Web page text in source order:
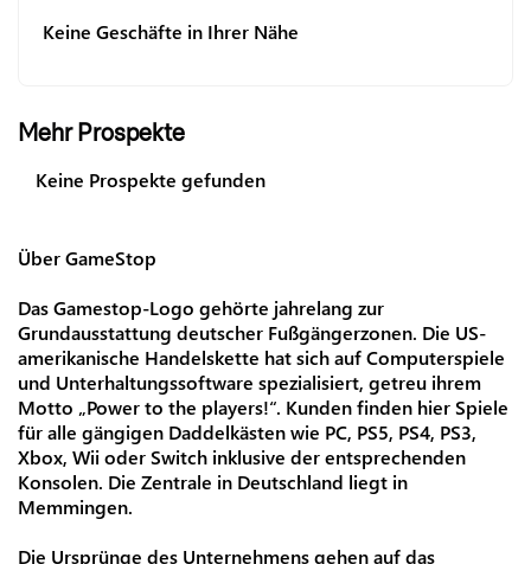
Keine Geschäfte in Ihrer Nähe
Mehr Prospekte
Keine Prospekte gefunden
Über GameStop
Das Gamestop-Logo gehörte jahrelang zur
Grundausstattung deutscher Fußgängerzonen. Die US-
amerikanische Handelskette hat sich auf Computerspiele
und Unterhaltungssoftware spezialisiert, getreu ihrem
Motto „Power to the players!“. Kunden finden hier Spiele
für alle gängigen Daddelkästen wie PC, PS5, PS4, PS3,
Xbox, Wii oder Switch inklusive der entsprechenden
Konsolen. Die Zentrale in Deutschland liegt in
Memmingen.
Die Ursprünge des Unternehmens gehen auf das